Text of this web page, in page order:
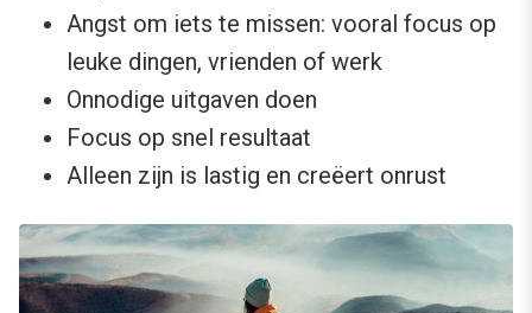
Angst om iets te missen: vooral focus op
leuke dingen, vrienden of werk
Onnodige uitgaven doen
Focus op snel resultaat
Alleen zijn is lastig en creëert onrust